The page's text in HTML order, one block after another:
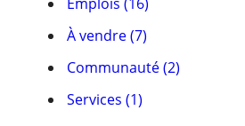
À vendre (7)
Communauté (2)
Services (1)